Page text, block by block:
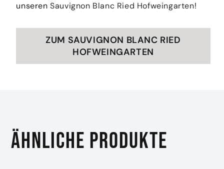
unserenSauvignon Blanc Ried Hofweingarten!
ZUM SAUVIGNON BLANC RIED
HOFWEINGARTEN
Ähnliche Produkte